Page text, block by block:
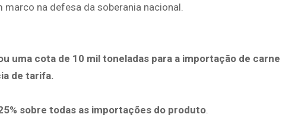
na defesa da soberania nacional.
uma cota de 10 mil toneladas para a importação de carne
de tarifa.
sobre todas as importações do produto.